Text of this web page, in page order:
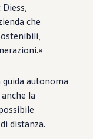
che
guida autonoma
la
di distanza.